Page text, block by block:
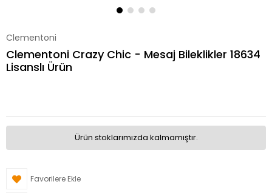
Clementoni
Clementoni Crazy Chic - Mesaj Bileklikler 18634
Lisanslı Ürün
Ürün stoklarımızda kalmamıştır.
Favorilere Ekle